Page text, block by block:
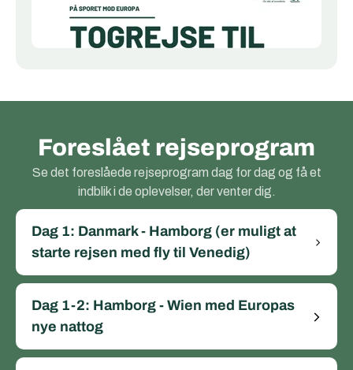
Foreslået rejseprogram
Se det foreslåede rejseprogram dag for dag og få et
indblik i de oplevelser, der venter dig.
Dag 1: Danmark - Hamborg (er muligt at
starte rejsen med fly til Venedig)
Dag 1-2: Hamborg - Wien med Europas
nye nattog